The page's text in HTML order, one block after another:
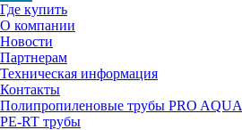
Где купить
О компании
Новости
Партнерам
Техническая информация
Контакты
Полипропиленовые трубы PRO AQUA
PE-RT трубы